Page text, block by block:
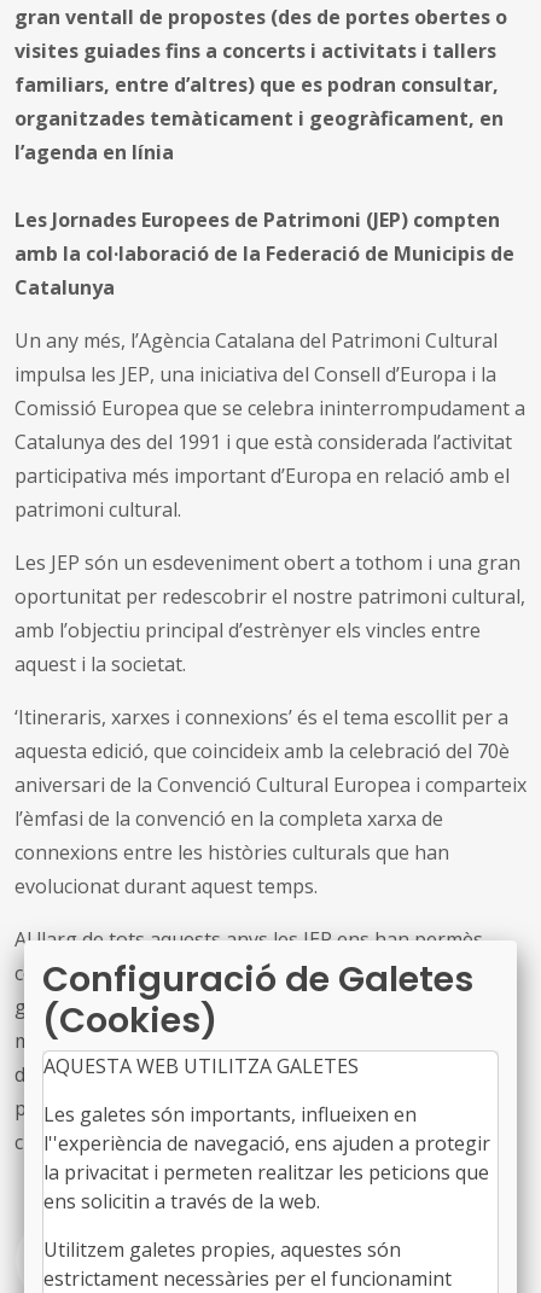
gran ventall de propostes (des de portes obertes o
visites guiades fins a concerts i activitats i tallers
familiars, entre d’altres) que es podran consultar,
organitzades temàticament i geogràficament, en
l’agenda en línia
Les Jornades Europees de Patrimoni (JEP) compten
amb la col·laboració de la Federació de Municipis de
Catalunya
Un any més, l’Agència Catalana del Patrimoni Cultural
impulsa les JEP, una iniciativa del Consell d’Europa i la
Comissió Europea que se celebra ininterrompudament a
Catalunya des del 1991 i que està considerada l’activitat
participativa més important d’Europa en relació amb el
patrimoni cultural.
Les JEP són un esdeveniment obert a tothom i una gran
oportunitat per redescobrir el nostre patrimoni cultural,
amb l’objectiu principal d’estrènyer els vincles entre
aquest i la societat.
‘Itineraris, xarxes i connexions’ és el tema escollit per a
aquesta edició, que coincideix amb la celebració del 70è
aniversari de la Convenció Cultural Europea i comparteix
l’èmfasi de la convenció en la completa xarxa de
connexions entre les històries culturals que han
evolucionat durant aquest temps.
Al llarg de tots aquests anys les JEP ens han permès
conèixer la riquesa i la diversitat del patrimoni cultural
gràcies a la col·laboració de centenars de municipis,
museus, monuments, associacions i entitats culturals
d’arreu del territori que any rere any han obert les
portes de casa seva per apropar el seu patrimoni
cultural a la ciutadania.
Més informació
Configuració de Galetes
(Cookies)
AQUESTA WEB UTILITZA GALETES
Les galetes són importants, influeixen en
l''experiència de navegació, ens ajuden a protegir
la privacitat i permeten realitzar les peticions que
ens solicitin a través de la web.
Utilitzem galetes propies, aquestes són
estrictament necessàries per el funcionamint